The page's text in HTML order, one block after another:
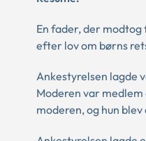
En fader, der
efter lov om børns
Ankestyrelsen lagde
Moderen var
moderen, og hun